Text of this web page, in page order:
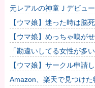
元レアルの神童Ｊデビュ
【ウマ娘】迷った時は脳
【ウマ娘】めっちゃ嗅が
「勘違いしてる女性が多
す」→共感殺到で拡散
【ウマ娘】サークル申請
すぎて草ｗｗｗ「このま
Amazon、楽天で見つけ